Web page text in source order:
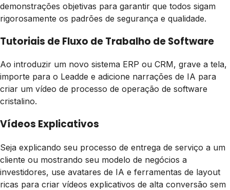
demonstrações objetivas para garantir que todos sigam
rigorosamente os padrões de segurança e qualidade.
Tutoriais de Fluxo de Trabalho de Software
Ao introduzir um novo sistema ERP ou CRM, grave a tela,
importe para o Leadde e adicione narrações de IA para
criar um vídeo de processo de operação de software
cristalino.
Vídeos Explicativos
Seja explicando seu processo de entrega de serviço a um
cliente ou mostrando seu modelo de negócios a
investidores, use avatares de IA e ferramentas de layout
ricas para criar vídeos explicativos de alta conversão sem